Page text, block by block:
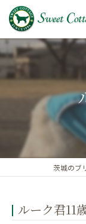
茨城のブ
ルーク君11